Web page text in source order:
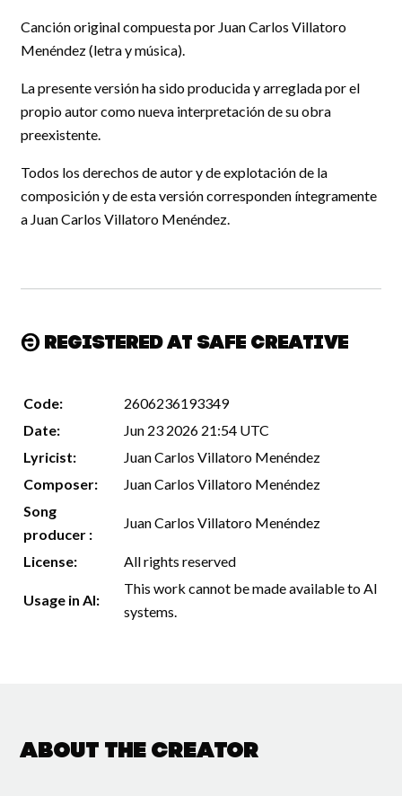
Canción original compuesta por Juan Carlos Villatoro
Menéndez (letra y música).
La presente versión ha sido producida y arreglada por el
propio autor como nueva interpretación de su obra
preexistente.
Todos los derechos de autor y de explotación de la
composición y de esta versión corresponden íntegramente
a Juan Carlos Villatoro Menéndez.
Registered at Safe Creative
Code:
2606236193349
Date:
Jun 23 2026 21:54 UTC
Lyricist:
Juan Carlos Villatoro Menéndez
Composer:
Juan Carlos Villatoro Menéndez
Song
producer :
Juan Carlos Villatoro Menéndez
License: All rights reserved
Usage in AI:
This work cannot be made available to AI
systems.
About the creator